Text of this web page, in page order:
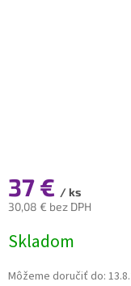
37 € / ks
30,08 € bez DPH
cena:
Skladom
Môžeme doručiť do: